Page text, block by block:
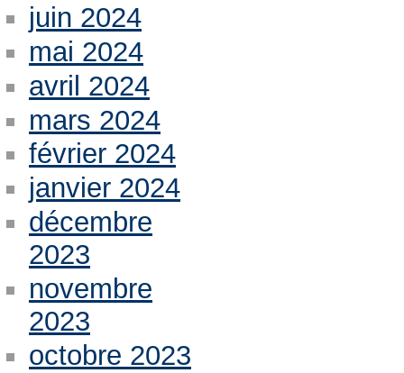
juin 2024
mai 2024
avril 2024
mars 2024
février 2024
janvier 2024
décembre
2023
novembre
2023
octobre 2023